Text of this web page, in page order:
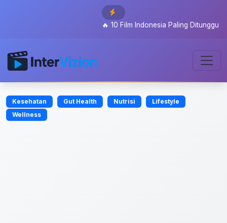
10 Film Indonesia Paling Ditunggu 2026:
Kesehatan Gut Health Nutrisi
Lifestyle
Wellness